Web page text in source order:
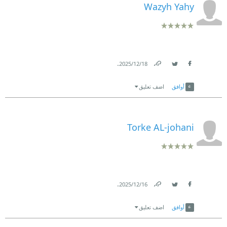
Wazyh Yahy
18‏/12‏/2025
.
أوافق اضف تعليق
Torke AL-johani
16‏/12‏/2025
.
أوافق اضف تعليق